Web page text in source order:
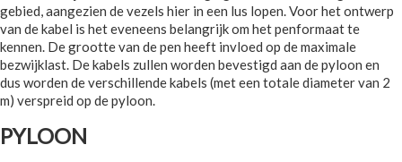
gebied, aangezien de vezels hier in een lus lopen. Voor het ontwerp
van de kabel is het eveneens belangrijk om het penformaat te
kennen. De grootte van de pen heeft invloed op de maximale
bezwijklast. De kabels zullen worden bevestigd aan de pyloon en
dus worden de verschillende kabels (met een totale diameter van 2
m) verspreid op de pyloon.
PYLOON